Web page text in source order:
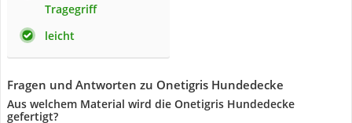
Tragegriff
leicht
Fragen und Antworten zu Onetigris Hundedecke
Aus welchem Material wird die Onetigris Hundedecke
gefertigt?